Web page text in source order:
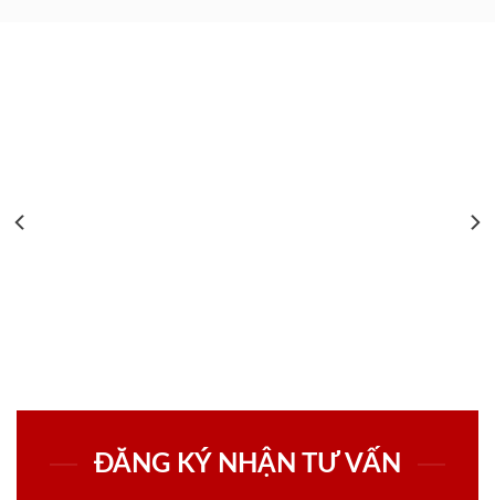
ĐĂNG KÝ NHẬN TƯ VẤN